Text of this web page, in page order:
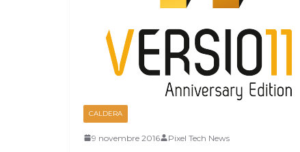
CALDERA
9 novembre 2016 Pixel Tech News